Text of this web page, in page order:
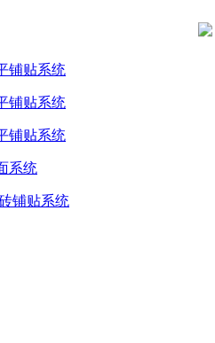
铺贴系统
铺贴系统
铺贴系统
系统
铺贴系统